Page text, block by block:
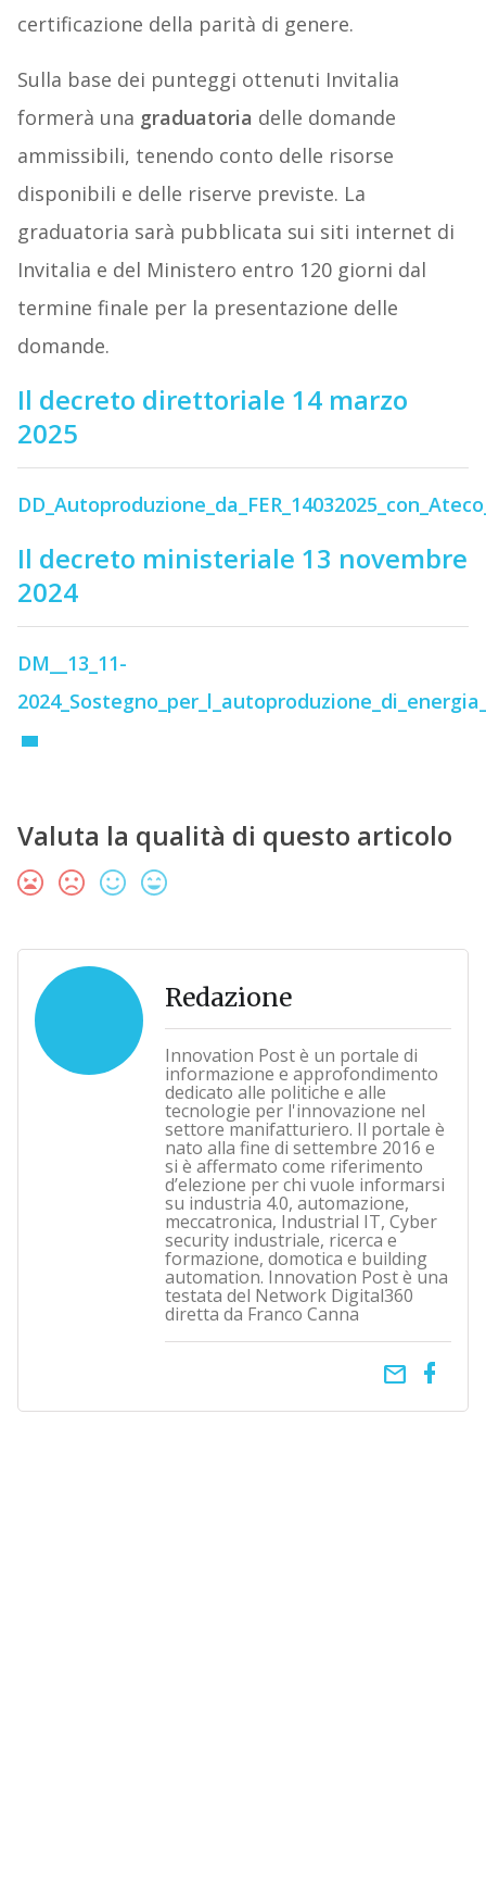
certificazione della parità di genere.
Sulla base dei punteggi ottenuti Invitalia
formerà una graduatoria delle domande
ammissibili, tenendo conto delle risorse
disponibili e delle riserve previste. La
graduatoria sarà pubblicata sui siti internet di
Invitalia e del Ministero entro 120 giorni dal
termine finale per la presentazione delle
domande.
Il decreto direttoriale 14 marzo
2025
Il decreto ministeriale 13 novembre
2024
DM__13_11-
Valuta la qualità di questo articolo
Redazione
Innovation Post è un portale di
informazione e approfondimento
dedicato alle politiche e alle
tecnologie per l'innovazione nel
settore manifatturiero. Il portale è
nato alla fine di settembre 2016 e
si è affermato come riferimento
d’elezione per chi vuole informarsi
su industria 4.0, automazione,
meccatronica, Industrial IT, Cyber
security industriale, ricerca e
formazione, domotica e building
automation. Innovation Post è una
testata del Network Digital360
diretta da Franco Canna
email